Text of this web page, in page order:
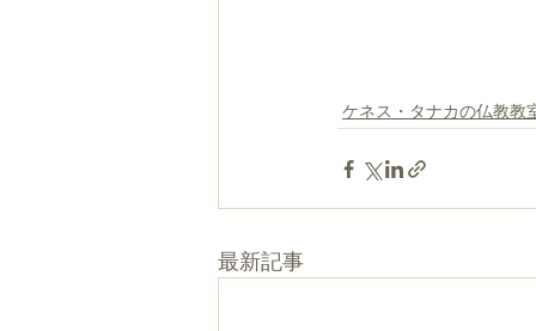
ケネス・タナカの仏教教
最新記事